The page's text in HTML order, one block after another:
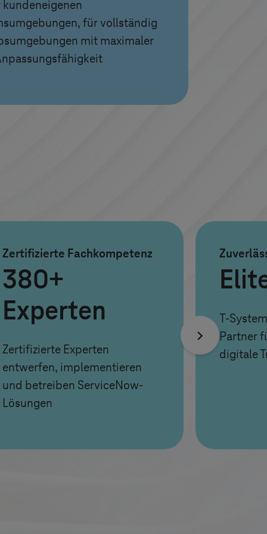
kundeneigenen
für vollständig
mit maximaler
Zertifizierte Fachkompetenz
380+
Experten
Zertifizierte Experten
entwerfen, implementieren
und betreiben ServiceNow-
Lösungen
T-
Partner
digitale